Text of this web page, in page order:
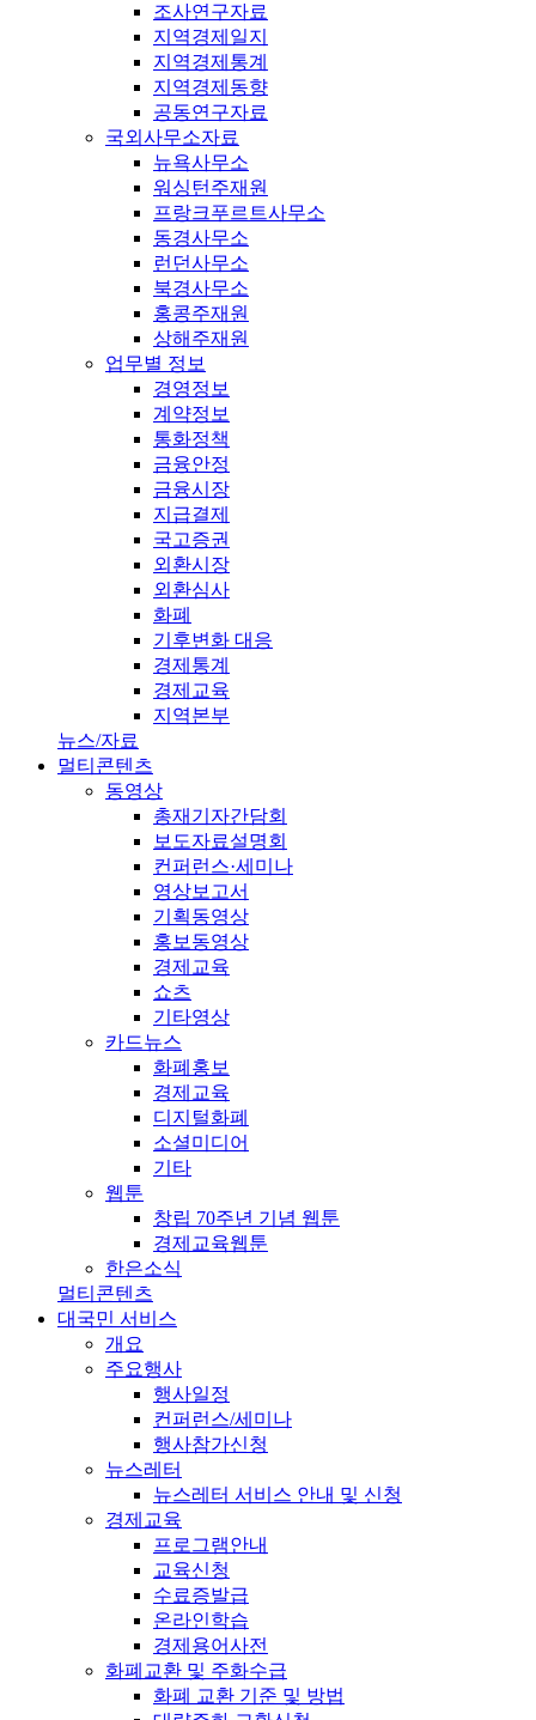
조사연구자료
지역경제일지
지역경제통계
지역경제동향
공동연구자료
국외사무소자료
뉴욕사무소
워싱턴주재원
프랑크푸르트사무소
동경사무소
런던사무소
북경사무소
홍콩주재원
상해주재원
업무별 정보
경영정보
계약정보
통화정책
금융안정
금융시장
지급결제
국고증권
외환시장
외환심사
화폐
기후변화 대응
경제통계
경제교육
지역본부
뉴스/자료
멀티콘텐츠
동영상
총재기자간담회
보도자료설명회
컨퍼런스·세미나
영상보고서
기획동영상
홍보동영상
경제교육
쇼츠
기타영상
카드뉴스
화폐홍보
경제교육
디지털화폐
소셜미디어
기타
웹툰
창립 70주년 기념 웹툰
경제교육웹툰
한은소식
멀티콘텐츠
대국민 서비스
개요
주요행사
행사일정
컨퍼런스/세미나
행사참가신청
뉴스레터
뉴스레터 서비스 안내 및 신청
경제교육
프로그램안내
교육신청
수료증발급
온라인학습
경제용어사전
화폐교환 및 주화수급
화폐 교환 기준 및 방법